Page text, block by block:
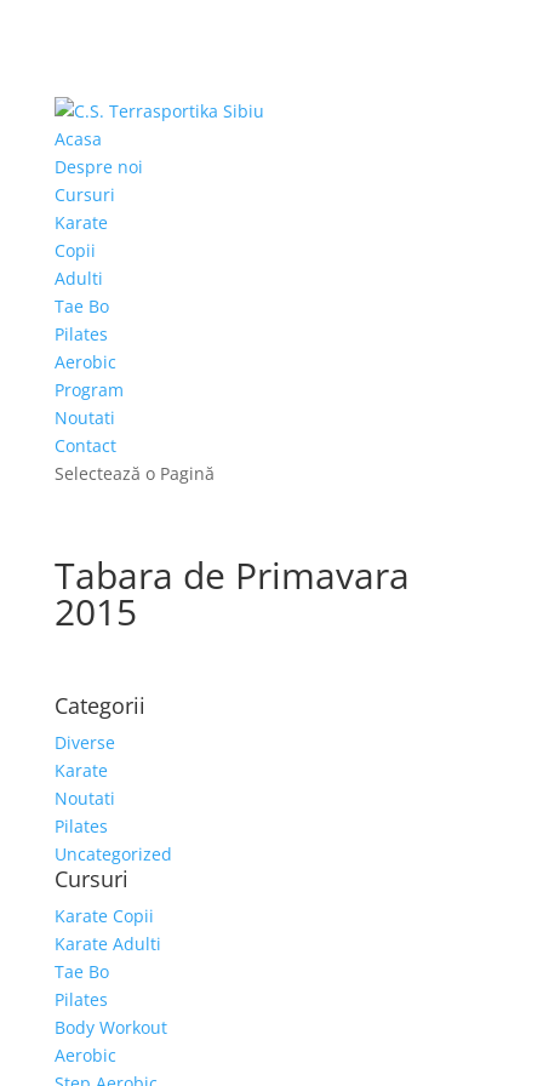
Acasa
Despre noi
Cursuri
Karate
Copii
Adulti
Tae Bo
Pilates
Aerobic
Program
Noutati
Contact
Selectează o Pagină
Tabara de Primavara
2015
Categorii
Diverse
Karate
Noutati
Pilates
Uncategorized
Cursuri
Karate Copii
Karate Adulti
Tae Bo
Pilates
Body Workout
Aerobic